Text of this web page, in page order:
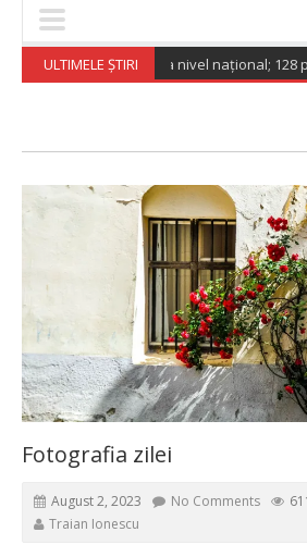
ULTIMELE ȘTIRI
de muncă vacante la nivel național; 128
Fotografia zilei
August 2, 2023 No Comments
Traian Ionescu